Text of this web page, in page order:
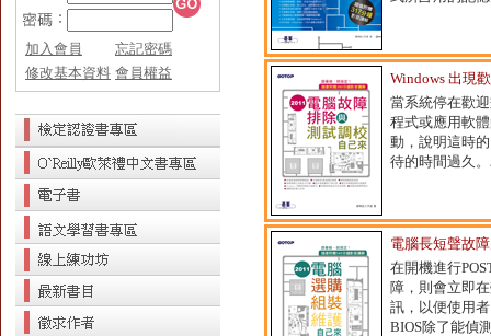
加入會員
忘記密碼
修改基本資料 會員權益
Windows 出現
當系統停在歡
程式或應用軟
動，說明這時
待的時間過久
電腦長短聲故
在開機進行
障，則會立即
訊，以便使用
BIOS除了能偵